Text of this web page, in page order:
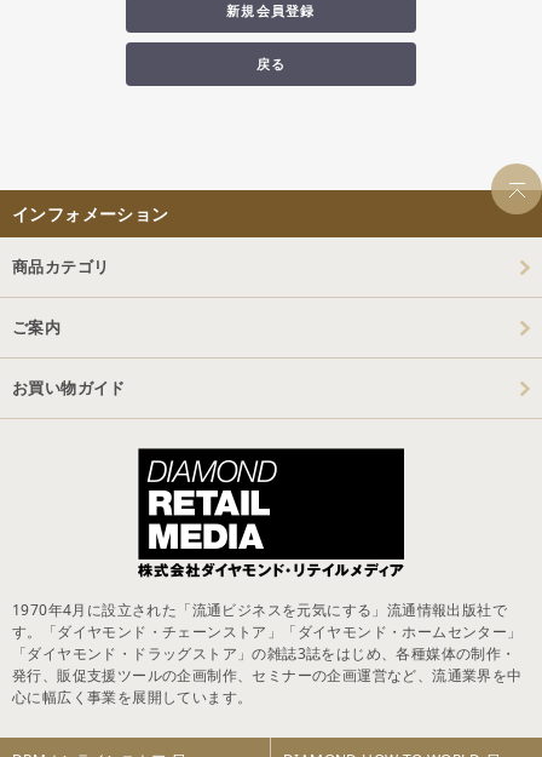
新規会員登録
戻る
インフォメーション
商品カテゴリ
ご案内
お買い物ガイド
1970年4月に設立された「流通ビジネスを元気にする」流通情報出版社で
す。「ダイヤモンド・チェーンストア」「ダイヤモンド・ホームセンター」
「ダイヤモンド・ドラッグストア」の雑誌3誌をはじめ、各種媒体の制作・
発行、販促支援ツールの企画制作、セミナーの企画運営など、流通業界を中
心に幅広く事業を展開しています。